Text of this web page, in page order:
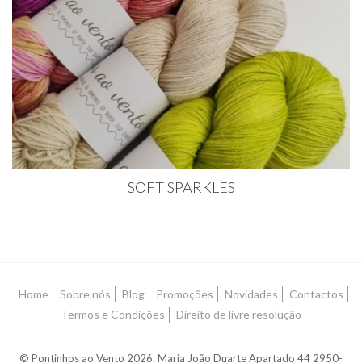
SOFT SPARKLES
Home Sobre nós Blog Promoções Novidades
Contactos
Termos e Condições
Direito de livre resolução
© Pontinhos ao Vento 2026. Maria João Duarte Apartado 44 2950-